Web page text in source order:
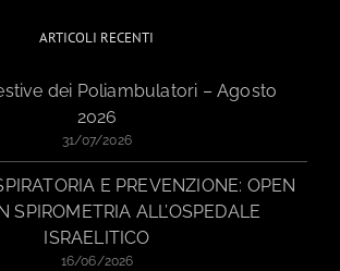
ARTICOLI RECENTI
dei Poliambulatori – Agosto
2026
31/07/2026
E PREVENZIONE: OPEN
SPIROMETRIA ALL’OSPEDALE
ISRAELITICO
16/06/2026